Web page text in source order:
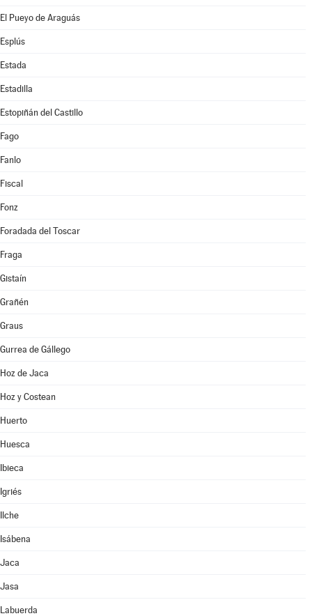
El Pueyo de Araguás
Esplús
Estada
Estadilla
Estopiñán del Castillo
Fago
Fanlo
Fiscal
Fonz
Foradada del Toscar
Fraga
Gistaín
Grañén
Graus
Gurrea de Gállego
Hoz de Jaca
Hoz y Costean
Huerto
Huesca
Ibieca
Igriés
Ilche
Isábena
Jaca
Jasa
Labuerda